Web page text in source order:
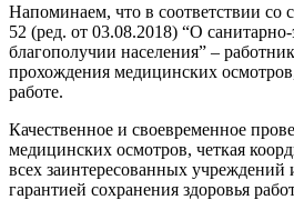
Напоминаем, что в соответствии со
52 (ред. от 03.08.2018) “О
благополучии населения” –
прохождения медицинских
работе.
Качественное и своевременное
медицинских осмотров, четкая
всех заинтересованных учреждений
гарантией сохранения здоровья